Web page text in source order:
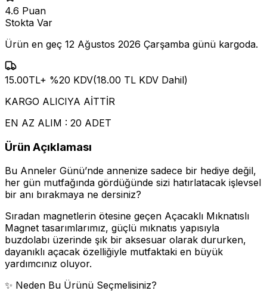
4.6 Puan
Stokta Var
Ürün en geç 12 Ağustos 2026 Çarşamba günü kargoda.
15.00TL+ %20 KDV(18.00 TL KDV Dahil)
KARGO ALICIYA AİTTİR
EN AZ ALIM : 20 ADET
Ürün Açıklaması
Bu Anneler Günü’nde annenize sadece bir hediye değil,
her gün mutfağında gördüğünde sizi hatırlatacak işlevsel
bir anı bırakmaya ne dersiniz?
Sıradan magnetlerin ötesine geçen Açacaklı Mıknatıslı
Magnet tasarımlarımız, güçlü mıknatıs yapısıyla
buzdolabı üzerinde şık bir aksesuar olarak dururken,
dayanıklı açacak özelliğiyle mutfaktaki en büyük
yardımcınız oluyor.
✨ Neden Bu Ürünü Seçmelisiniz?